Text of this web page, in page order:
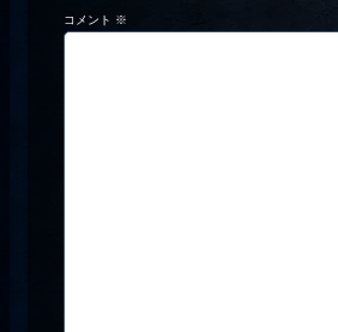
コメント ※